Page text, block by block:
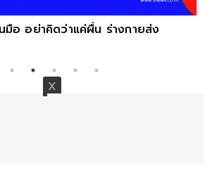
มือ อย่าคิดว่าแค่ผื่น ร่างกายส่ง